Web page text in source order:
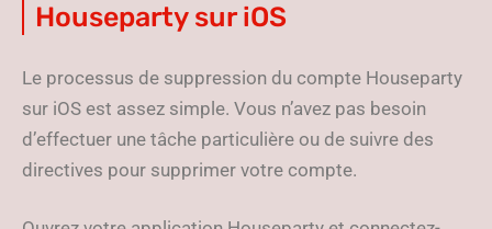
Houseparty sur iOS
Le processus de suppression du compte Houseparty
sur iOS est assez simple. Vous n’avez pas besoin
d’effectuer une tâche particulière ou de suivre des
directives pour supprimer votre compte.